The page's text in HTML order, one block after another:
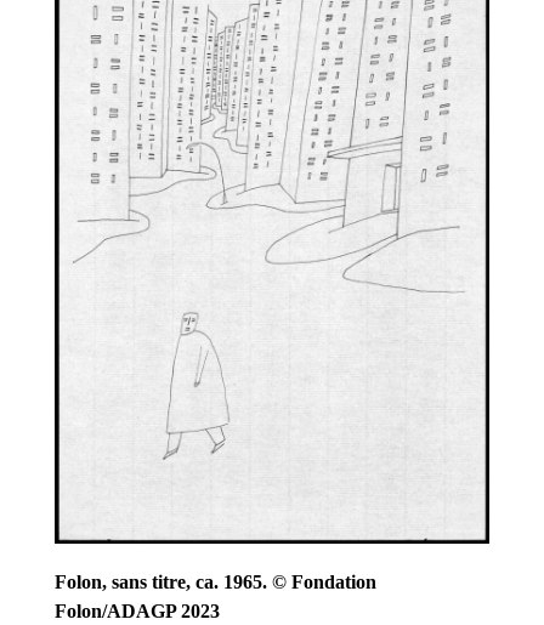
Folon, sans titre, ca. 1965. © Fondation
Folon/ADAGP 2023